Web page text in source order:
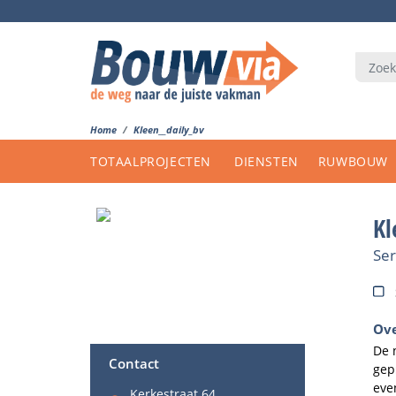
Home Kleen__daily_bv
TOTAALPROJECTEN DIENSTEN RUWBOUW
Contact
De